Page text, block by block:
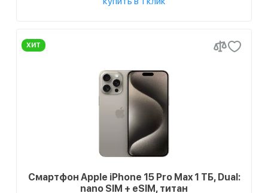
ХИТ
Смартфон Apple iPhone 15 Pro Max 1 ТБ, Dual:
nano SIM + eSIM, титан